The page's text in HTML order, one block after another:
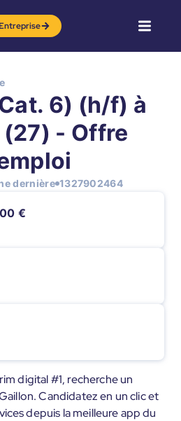
6) (h/f) à
- Offre
dernière 1327902464
€
digital #1, recherche un
Candidatez en un clic et
depuis la meilleure app du